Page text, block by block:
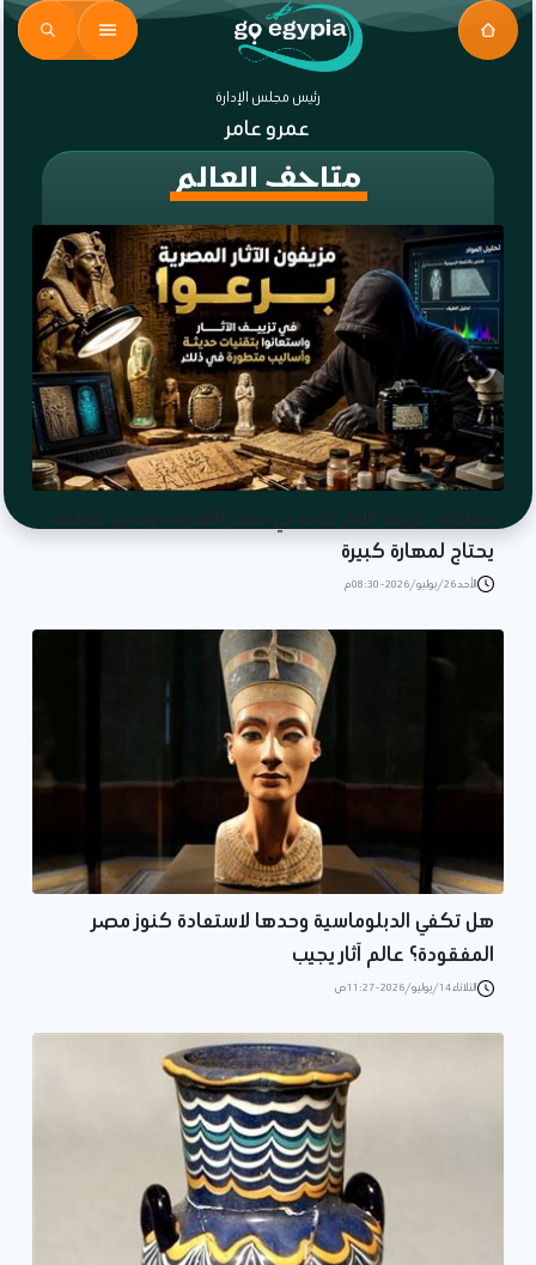
رئيس مجلس الإدارة
عمرو عامر
متاحف العالم
مفاجأة، تزييف الآثار حدث في مصر القديمة وخبير: كشفه
يحتاج لمهارة كبيرة
الأحد 26/يوليو/2026 - 08:30 م
هل تكفي الدبلوماسية وحدها لاستعادة كنوز مصر
المفقودة؟ عالم آثار يجيب
الثلاثاء 14/يوليو/2026 - 11:27 ص